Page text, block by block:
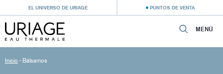
EL UNIVERSO DE URIAGE PUNTOS DE VENTA
MENÚ
Inicio › Bálsamos